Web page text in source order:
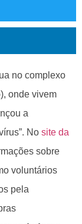
no complexo
onde vivem
a
No site da
sobre
voluntários
pela